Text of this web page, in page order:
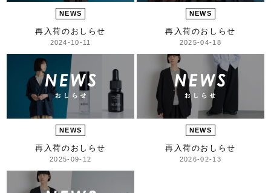
NEWS
再入荷のおしらせ
2024-10-11
NEWS
再入荷のおしらせ
2025-04-18
NEWS
再入荷のおしらせ
2025-09-12
NEWS
再入荷のおしらせ
2026-02-13